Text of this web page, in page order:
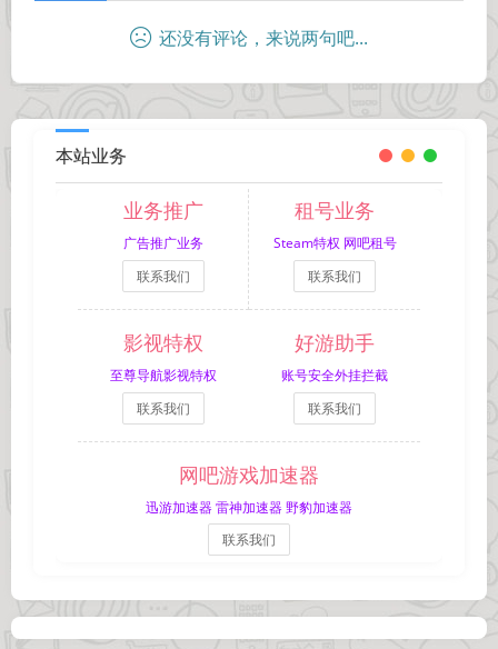
还没有评论，来说两句吧...
本站业务
业务推广
广告推广业务
联系我们
租号业务
Steam特权 网吧租号
联系我们
影视特权
至尊导航影视特权
联系我们
好游助手
账号安全外挂拦截
联系我们
网吧游戏加速器
迅游加速器 雷神加速器 野豹加速器
联系我们